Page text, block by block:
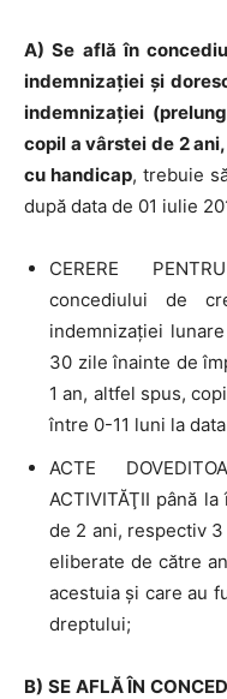
A)Se află în
indemnizaţiei şi
indemnizaţiei
copil a vârstei de 2
cu handicap, trebuie
după data de 01 iulie
CERERE
concediului de
indemnizaţiei
30 zile înainte de
1 an, altfel spus,
între 0-11 luni la
ACTE
ACTIVITĂŢII până
de 2 ani, respectiv
eliberate de către
acestuia şi care au
dreptului;
B) SE AFLĂ ÎN